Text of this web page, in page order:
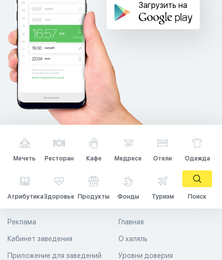
Загрузить на
Мечеть Ресторан Кафе Медресе Отели Одежда
АтрибутикаЗдоровье Продукты Фонды Туризм Поиск
Главная
О халяль
Уровни доверия
Реклама
Кабинет заведения
Приложение для заведений